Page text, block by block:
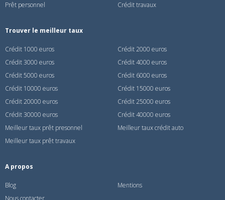
Prêt personnel
Crédit travaux
Trouver le meilleur taux
Crédit 1000 euros
Crédit 2000 euros
Crédit 3000 euros
Crédit 4000 euros
Crédit 5000 euros
Crédit 6000 euros
Crédit 10000 euros
Crédit 15000 euros
Crédit 20000 euros
Crédit 25000 euros
Crédit 30000 euros
Crédit 40000 euros
Meilleur taux prêt presonnel
Meilleur taux crédit auto
Meilleur taux prêt travaux
A propos
Blog
Mentions
Nous contacter